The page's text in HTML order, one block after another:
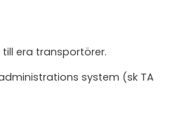
era transportörer.
system (sk TA